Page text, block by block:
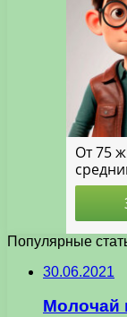
Популярные
30.06.2021
Молочай